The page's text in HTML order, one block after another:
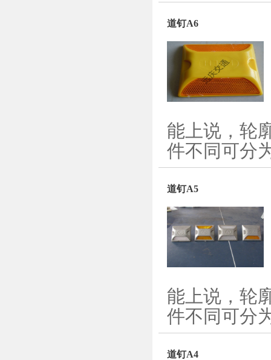
道钉A6
能上说，轮
件不同可分
道钉A5
能上说，轮
件不同可分
道钉A4